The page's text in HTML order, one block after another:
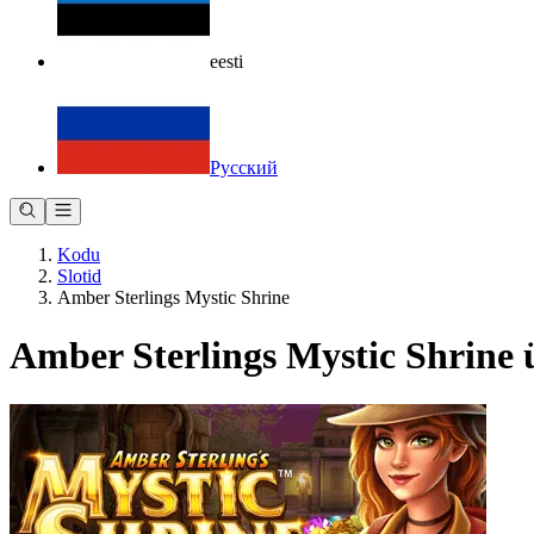
eesti
Русский
Kodu
Slotid
Amber Sterlings Mystic Shrine
Amber Sterlings Mystic Shrine